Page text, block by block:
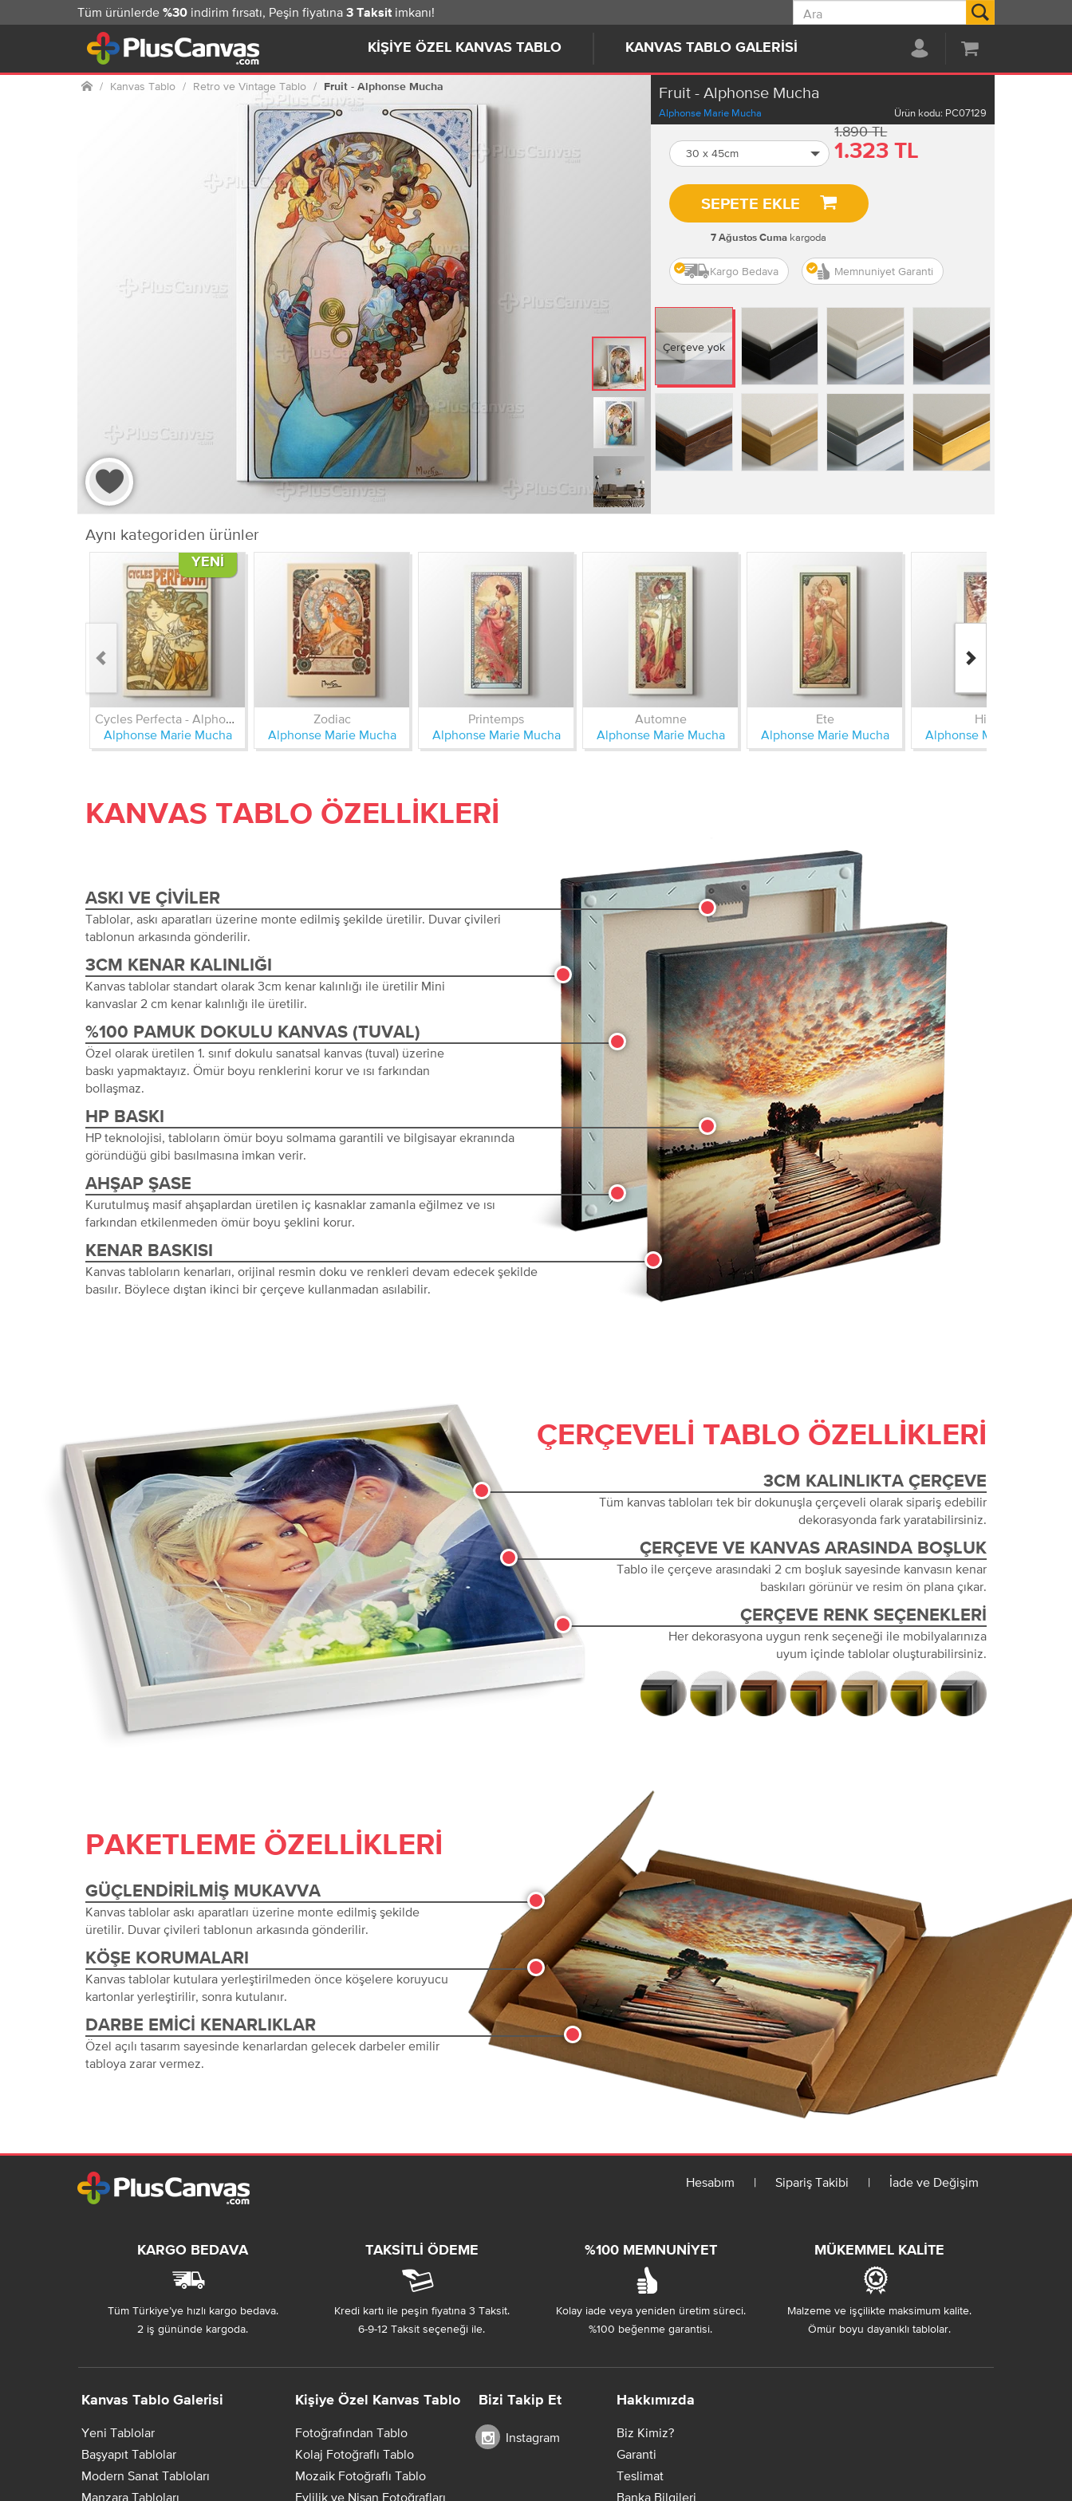
KIŞIYE ÖZEL KANVAS TABLO KANVAS TABLO GALERISI
Tüm ürünlerde %30 indirim fırsatı, Peşin fiyatına 3 Taksit imkanı!
Ana sayfa
Kanvas Tablo Retro ve Vintage Tablo Fruit - Alphonse Mucha Fruit - Alphonse Mucha
Alphonse Marie Mucha Ürün kodu: PC07129
30 x 45cm
1.890 TL
1.323 TL
SEPETE EKLE
7 Ağustos Cuma kargoda
Kargo Bedava Memnuniyet Garanti
Çerçeve yok
Aynı kategoriden ürünler
YENI
Cycles Perfecta - Alphonse Mucha
Alphonse Marie Mucha
Zodiac
Alphonse Marie Mucha
Printemps
Alphonse Marie Mucha
Automne
Alphonse Marie Mucha
Ete
Alphonse Marie Mucha
Hiver
Alphonse Marie Mucha
KANVAS TABLO ÖZELLIKLERI
ASKI VE ÇIVILER
Tablolar, askı aparatları üzerine monte edilmiş şekilde üretilir. Duvar çivileri
tablonun arkasında gönderilir.
3CM KENAR KALINLIĞI
Kanvas tablolar standart olarak 3cm kenar kalınlığı ile üretilir Mini
kanvaslar 2 cm kenar kalınlığı ile üretilir.
%100 PAMUK DOKULU KANVAS (TUVAL)
Özel olarak üretilen 1. sınıf dokulu sanatsal kanvas (tuval) üzerine
baskı yapmaktayız. Ömür boyu renklerini korur ve ısı farkından
bollaşmaz.
HP BASKI
HP teknolojisi, tabloların ömür boyu solmama garantili ve bilgisayar ekranında
göründüğü gibi basılmasına imkan verir.
AHŞAP ŞASE
Kurutulmuş masif ahşaplardan üretilen iç kasnaklar zamanla eğilmez ve ısı
farkından etkilenmeden ömür boyu şeklini korur.
KENAR BASKISI
Kanvas tabloların kenarları, orijinal resmin doku ve renkleri devam edecek şekilde
basılır. Böylece dıştan ikinci bir çerçeve kullanmadan asılabilir.
ÇERÇEVELI TABLO ÖZELLIKLERI
3CM KALINLIKTA ÇERÇEVE
Tüm kanvas tabloları tek bir dokunuşla çerçeveli olarak sipariş edebilir
dekorasyonda fark yaratabilirsiniz.
ÇERÇEVE VE KANVAS ARASINDA BOŞLUK
Tablo ile çerçeve arasındaki 2 cm boşluk sayesinde kanvasın kenar
baskıları görünür ve resim ön plana çıkar.
ÇERÇEVE RENK SEÇENEKLERI
Her dekorasyona uygun renk seçeneği ile mobilyalarınıza
uyum içinde tablolar oluşturabilirsiniz.
PAKETLEME ÖZELLIKLERI
GÜÇLENDIRILMIŞ MUKAVVA
Kanvas tablolar askı aparatları üzerine monte edilmiş şekilde
üretilir. Duvar çivileri tablonun arkasında gönderilir.
KÖŞE KORUMALARI
Kanvas tablolar kutulara yerleştirilmeden önce köşelere koruyucu
kartonlar yerleştirilir, sonra kutulanır.
DARBE EMICI KENARLIKLAR
Özel açılı tasarım sayesinde kenarlardan gelecek darbeler emilir
tabloya zarar vermez.
Hesabım | Sipariş Takibi | İade ve Değişim
KARGO BEDAVA
Tüm Türkiye’ye hızlı kargo bedava.
2 iş gününde kargoda.
TAKSITLI ÖDEME
Kredi kartı ile peşin fiyatına 3 Taksit.
6-9-12 Taksit seçeneği ile.
%100 MEMNUNIYET
Kolay iade veya yeniden üretim süreci.
%100 beğenme garantisi.
MÜKEMMEL KALITE
Malzeme ve işçilikte maksimum kalite.
Ömür boyu dayanıklı tablolar.
Kanvas Tablo Galerisi
Yeni Tablolar
Başyapıt Tablolar
Modern Sanat Tabloları
Manzara Tabloları
Kişiye Özel Kanvas Tablo
Fotoğrafından Tablo
Kolaj Fotoğraflı Tablo
Mozaik Fotoğraflı Tablo
Evlilik ve Nişan Fotoğrafları
Bizi Takip Et
Instagram
Hakkımızda
Biz Kimiz?
Garanti
Teslimat
Banka Bilgileri